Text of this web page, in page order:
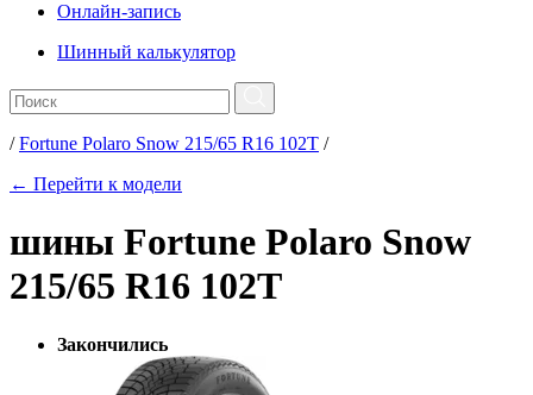
Онлайн-запись
Шинный калькулятор
/Fortune Polaro Snow 215/65 R16 102T /
← Перейти к модели
шины Fortune Polaro Snow
215/65 R16 102T
Закончились